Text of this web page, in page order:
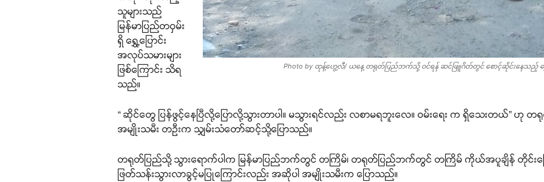
Photo by ထုန့်ဟွေ့လီ/ ယနေ့ တရုတ်ပြည်ဘက်သို့ ဝင်ရန် ဆင်ဖြူဂိတ်တွင် စောင့်ဆိုင်းနေသည့် ရွှေ့
သူများသည်
မြန်မာပြည်တဝှမ်း
ရှိ ရွှေ့ပြောင်း
အလုပ်သမားများ
ဖြစ်ကြောင်း သိရ
သည်။
“ ဆိုင်တွေ ပြန်ဖွင့်နေပြီလို့ပြောလို့သွားတာပါ။ မသွားရင်လည်း လစာမရဘူးလေ။ ဝမ်းရေး က ရှိသေးတယ်
အမျိုးသမီး တဦးက သျှမ်းသံတော်ဆင့်သို့ပြောသည်။
တရုတ်ပြည်သို့ သွားရောက်ပါက မြန်မာပြည်ဘက်တွင် တကြိမ်၊ တရုတ်ပြည်ဘက်တွင် တကြိမ် ကိုယ်အပူချိန် တိုင်းကြ
ဖြတ်သန်းသွားလာခွင့်မပြုကြောင်းလည်း အဆိုပါ အမျိုးသမီးက ပြောသည်။